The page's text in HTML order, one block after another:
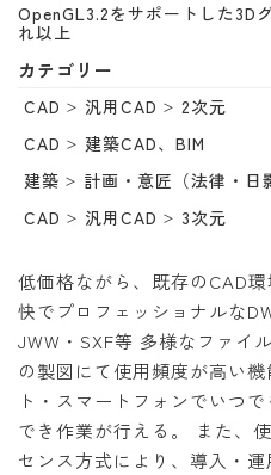
OpenGL3.2をサポートした3D
れ以上
カテゴリー
CAD 汎用CAD
2次元
CAD
建築CAD、BIM
建築
計画・意匠（法律・日
CAD
汎用CAD 3次元
低価格ながら、既存のCAD
快でプロフェッショナルな
JWW・SXF等 多様なファイ
の製図にて使用頻度が高い
ト・スマートフォンでいつ
でき作業が行える。 また、
センス方式により、導入・運